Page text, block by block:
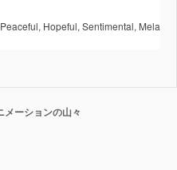
Peaceful, Hopeful, Sentimental,
ーションの山々